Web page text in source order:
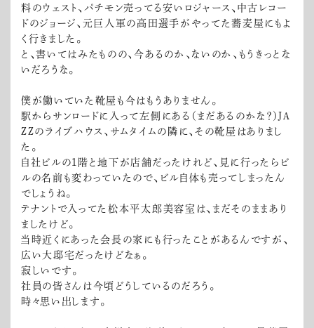
料のウェスト、パチモン売ってる安いロジャース、中古レコー
ドのジョージ、元巨人軍の高田選手がやってた蕎麦屋にもよ
く行きました。
と、書いてはみたものの、今あるのか、ないのか、もうきっとな
いだろうな。
僕が働いていた靴屋も今はもうありません。
駅からサンロードに入って左側にある（まだあるのかな？）JA
ZZのライブハウス、サムタイムの隣に、その靴屋はありまし
た。
自社ビルの1階と地下が店舗だったけれど、見に行ったらビ
ルの名前も変わっていたので、ビル自体も売ってしまったん
でしょうね。
テナントで入ってた松本平太郎美容室は、まだそのままあり
ましたけど。
当時近くにあった会長の家にも行ったことがあるんですが、
広い大邸宅だったけどなぁ。
寂しいです。
社員の皆さんは今頃どうしているのだろう。
時々思い出します。